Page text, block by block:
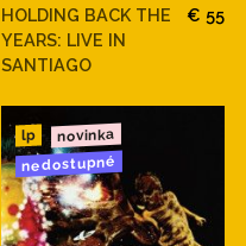
HOLDING BACK THE
YEARS: LIVE IN
SANTIAGO
€ 55
lp novinka
nedostupné